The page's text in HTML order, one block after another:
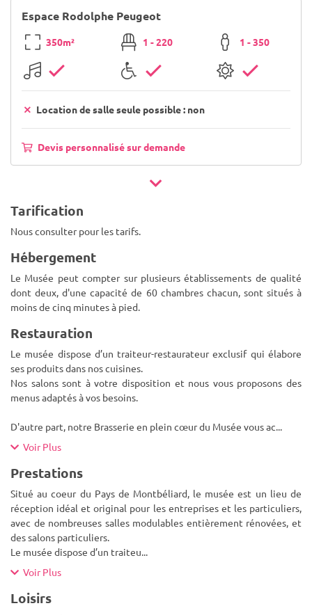
Espace Rodolphe Peugeot
350m² 1 - 220 1 - 350
Location de salle seule possible : non
Devis personnalisé sur demande
Tarification
Nous consulter pour les tarifs.
Hébergement
Le Musée peut compter sur plusieurs établissements de qualité
dont deux, d'une capacité de 60 chambres chacun, sont situés à
moins de cinq minutes à pied.
Restauration
Le musée dispose d’un traiteur-restaurateur exclusif qui élabore
ses produits dans nos cuisines.
Nos salons sont à votre disposition et nous vous proposons des
menus adaptés à vos besoins.
D'autre part, notre Brasserie en plein cœur du Musée vous ac...
Voir Plus
Prestations
Situé au coeur du Pays de Montbéliard, le musée est un lieu de
réception idéal et original pour les entreprises et les particuliers,
avec de nombreuses salles modulables entièrement rénovées, et
des salons particuliers.
Le musée dispose d’un traiteu...
Voir Plus
Loisirs